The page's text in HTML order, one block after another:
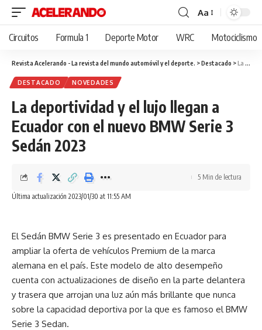
Cambiar
tamaño
fuente
Aa
Circuitos Formula 1 Deporte Motor WRC Motociclismo
Revista Acelerando - La revista del mundo automóvil y el deporte. >Destacado >La deportividad y el lujo llegan a Ecuador con el nuevo BMW Serie 3 Sedán 2023
DESTACADO NOVEDADES
La deportividad y el lujo llegan a
Ecuador con el nuevo BMW Serie 3
Sedán 2023
Última actualización 2023/01/30 at 11:55 AM
5 Min de lectura
El Sedán BMW Serie 3 es presentado en Ecuador para
ampliar la oferta de vehículos Premium de la marca
alemana en el país. Este modelo de alto desempeño
cuenta con actualizaciones de diseño en la parte delantera
y trasera que arrojan una luz aún más brillante que nunca
sobre la capacidad deportiva por la que es famoso el BMW
Serie 3 Sedan.